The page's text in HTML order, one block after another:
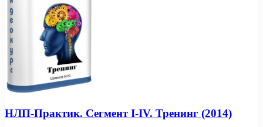
НЛП-Практик. Сегмент I-IV. Тренинг (2014)